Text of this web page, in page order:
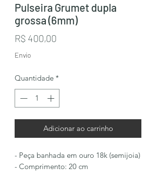
Pulseira Grumet dupla
grossa (6mm)
R$ 400,00
Envio
Quantidade *
Adicionar ao carrinho
- Peça banhada em ouro 18k (semijoia)
- Comprimento: 20 cm